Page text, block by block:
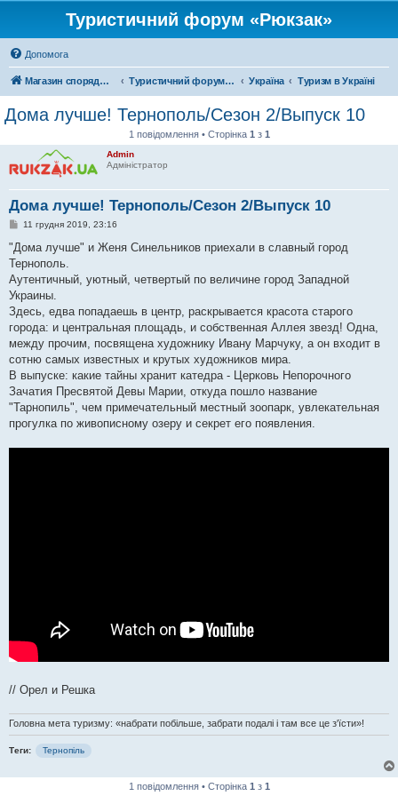
Туристичний форум «Рюкзак»
Допомога
Магазин спорядження Туристичний форум «Рюкзак» Україна Туризм в Україні
Дома лучше! Тернополь/Сезон 2/Выпуск 10
1 повідомлення • Сторінка 1 з 1
Admin
Адміністратор
Дома лучше! Тернополь/Сезон 2/Выпуск 10
П
в
і
д
о
м
л
е
н
н
я
11 грудня 2019, 23:16
"Дома лучше" и Женя Синельников приехали в славный город
Тернополь.
Аутентичный, уютный, четвертый по величине город Западной
Украины.
Здесь, едва попадаешь в центр, раскрывается красота старого
города: и центральная площадь, и собственная Аллея звезд! Одна,
между прочим, посвящена художнику Ивану Марчуку, а он входит в
сотню самых известных и крутых художников мира.
В выпуске: какие тайны хранит катедра - Церковь Непорочного
Зачатия Пресвятой Девы Марии, откуда пошло название
"Тарнопиль", чем примечательный местный зоопарк, увлекательная
прогулка по живописному озеру и секрет его появления.
// Орел и Решка
Головна мета туризму: «набрати побільше, забрати подалі і там все це з'їсти»!
Теги: Тернопіль
1 повідомлення • Сторінка 1 з 1